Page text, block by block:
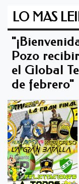
LO MAS
Pozo
el Global
de febrero"